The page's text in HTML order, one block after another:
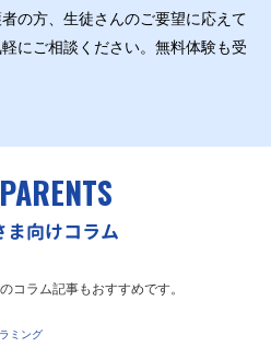
の方、生徒さんのご要望に応えて
にご相談ください。無料体験も受
ま向けコラム
コラム記事もおすすめです。
ミング